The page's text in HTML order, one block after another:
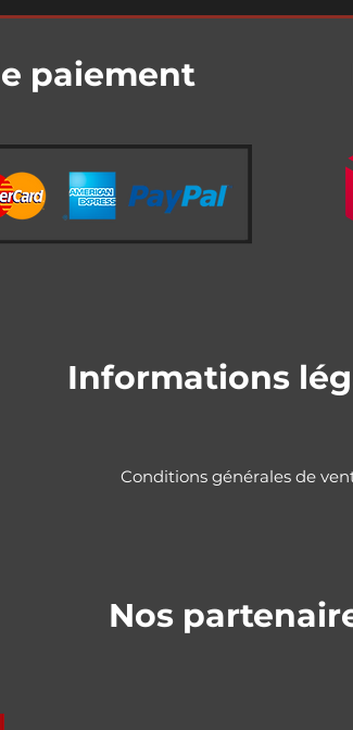
paiement
Informations
Conditions générales de
Nos